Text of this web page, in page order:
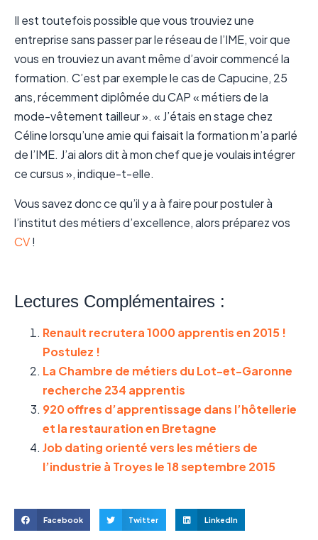
Il est toutefois possible que vous trouviez une
entreprise sans passer par le réseau de l’IME, voir que
vous en trouviez un avant même d’avoir commencé la
formation. C’est par exemple le cas de Capucine, 25
ans, récemment diplômée du CAP « métiers de la
mode-vêtement tailleur ». « J’étais en stage chez
Céline lorsqu’une amie qui faisait la formation m’a parlé
de l’IME. J’ai alors dit à mon chef que je voulais intégrer
ce cursus », indique-t-elle.
Vous savez donc ce qu’il y a à faire pour postuler à
l’institut des métiers d’excellence, alors préparez vos
CV!
Lectures Complémentaires :
Renault recrutera 1000 apprentis en 2015 !
Postulez !
La Chambre de métiers du Lot-et-Garonne
recherche 234 apprentis
920 offres d’apprentissage dans l’hôtellerie
et la restauration en Bretagne
Job dating orienté vers les métiers de
l’industrie à Troyes le 18 septembre 2015
Facebook Twitter LinkedIn